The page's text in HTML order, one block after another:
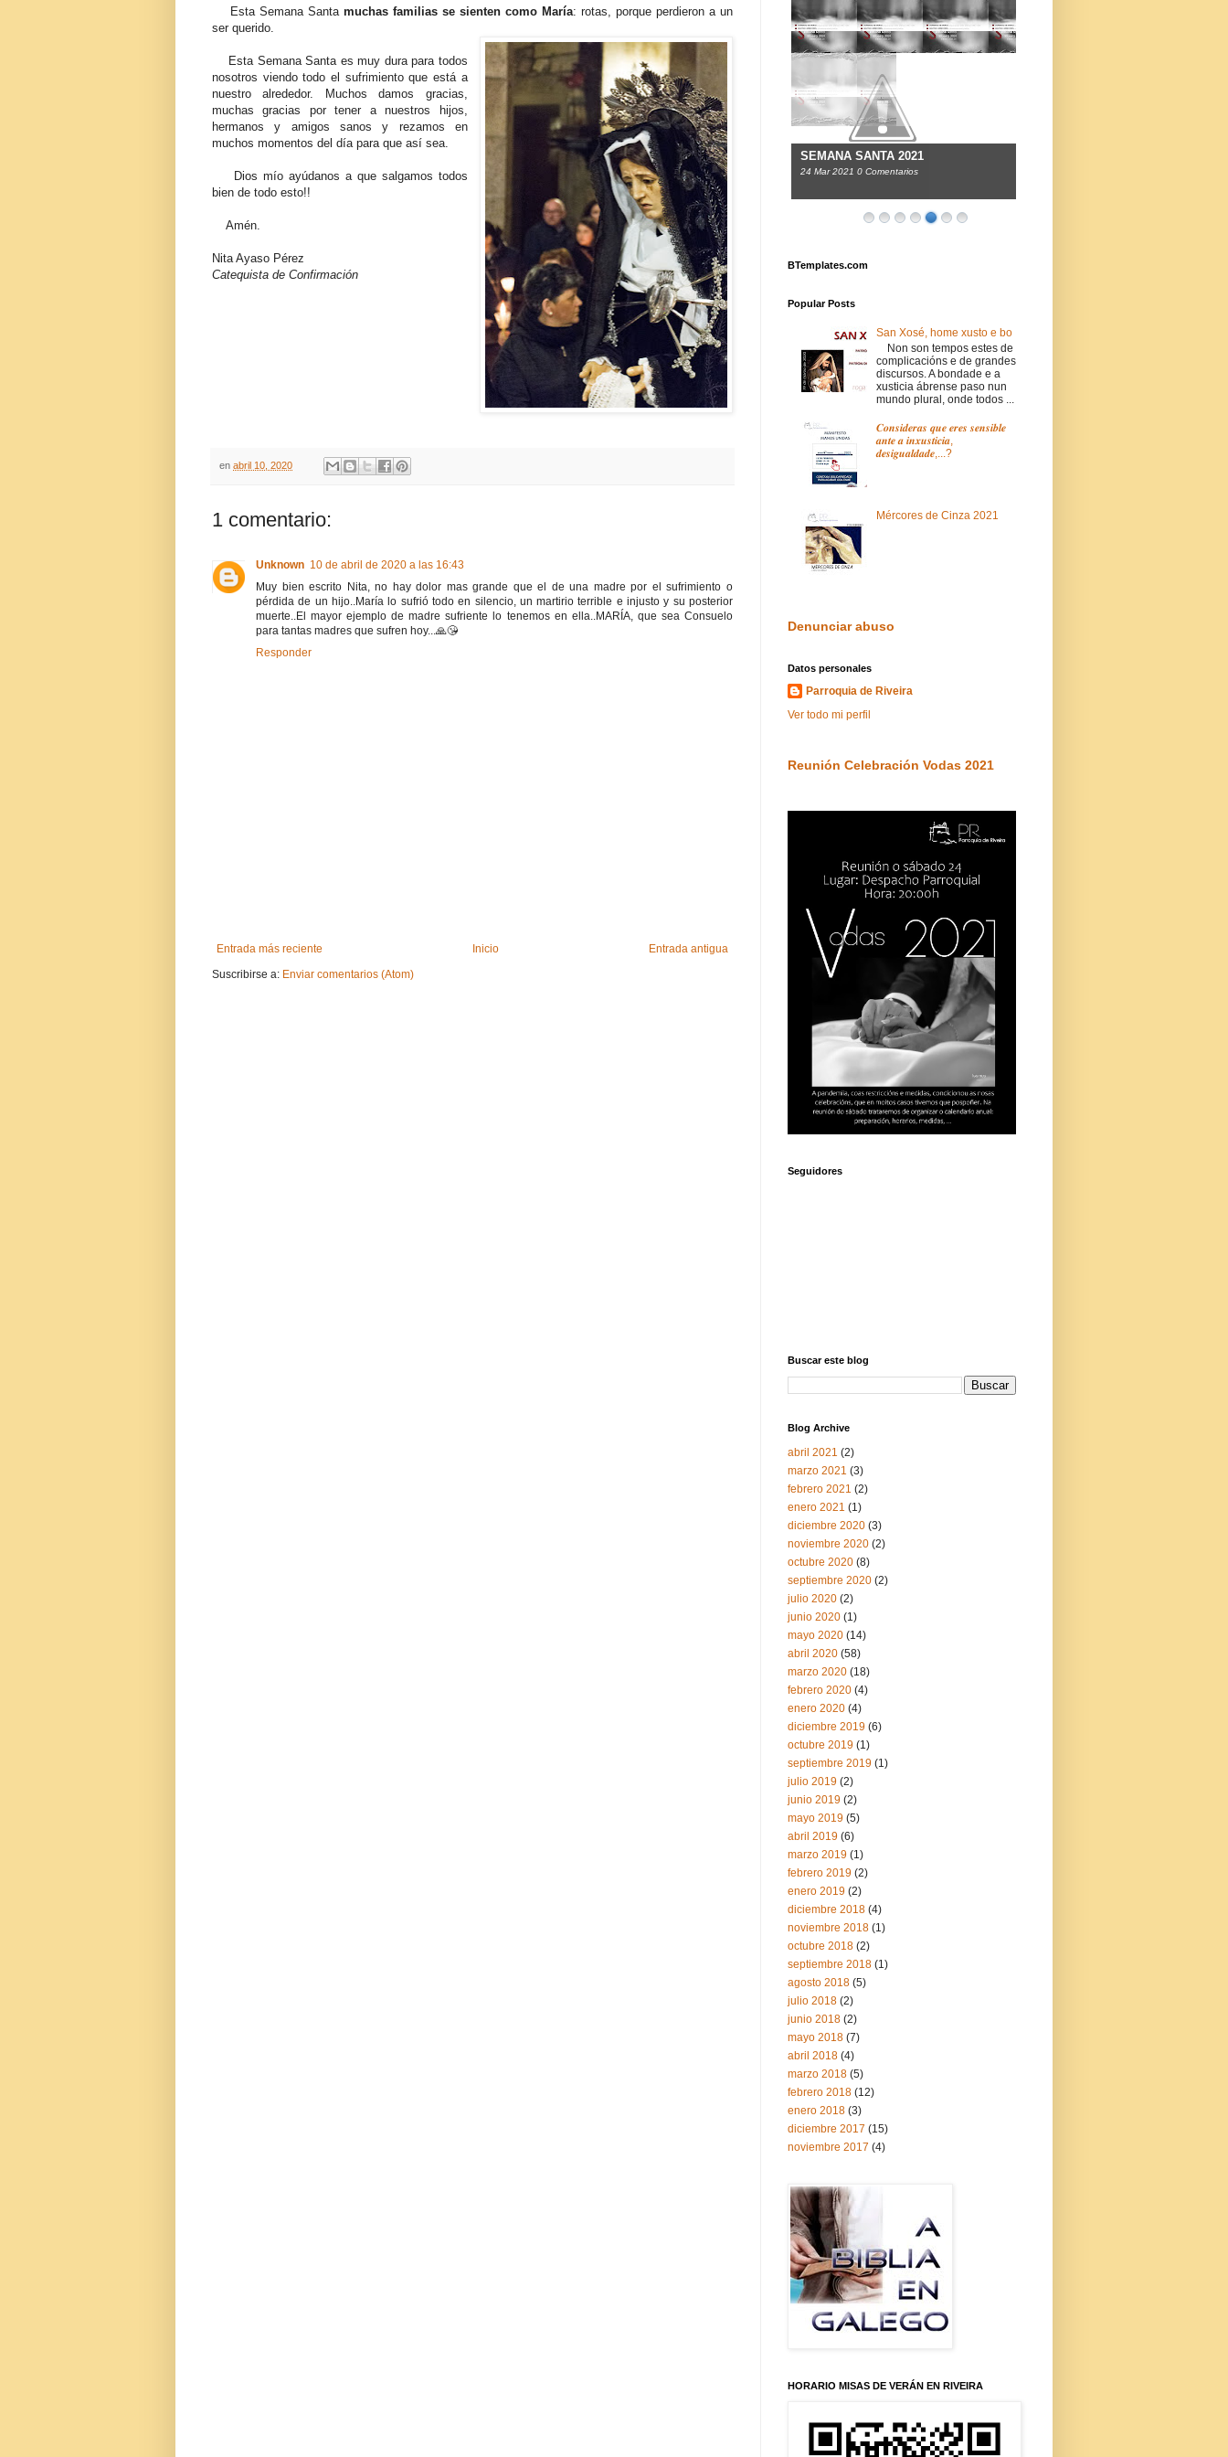
Esta Semana Santa muchas familias se sienten como María: rotas, porque perdieron a un
ser querido.
Esta Semana Santa es muy dura para todos
nosotros viendo todo el sufrimiento que está a
nuestro alrededor. Muchos damos gracias,
muchas gracias por tener a nuestros hijos,
hermanos y amigos sanos y rezamos en
muchos momentos del día para que así sea.
Dios mío ayúdanos a que salgamos todos
bien de todo esto!!
Amén.
Nita Ayaso Pérez
Catequista de Confirmación
en abril 10, 2020
1 comentario:
Unknown 10 de abril de 2020 a las 16:43
Muy bien escrito Nita, no hay dolor mas grande que el de una madre por el sufrimiento o
pérdida de un hijo..María lo sufrió todo en silencio, un martirio terrible e injusto y su posterior
muerte..El mayor ejemplo de madre sufriente lo tenemos en ella..MARÍA, que sea Consuelo
para tantas madres que sufren hoy...🙏😘
Responder
Entrada más reciente Entrada antigua
Inicio
Suscribirse a: Enviar comentarios (Atom)
SEMANA SANTA 2021
24 Mar 2021 0 Comentarios
BTemplates.com
Popular Posts
San Xosé, home xusto e bo
Non son tempos estes de
complicacións e de grandes
discursos. A bondade e a
xusticia ábrense paso nun
mundo plural, onde todos ...
𝑪𝒐𝒏𝒔𝒊𝒅𝒆𝒓𝒂𝒔 𝒒𝒖𝒆 𝒆𝒓𝒆𝒔 𝒔𝒆𝒏𝒔𝒊𝒃𝒍𝒆
𝒂𝒏𝒕𝒆 𝒂 𝒊𝒏𝒙𝒖𝒔𝒕𝒊𝒄𝒊𝒂,
𝒅𝒆𝒔𝒊𝒈𝒖𝒂𝒍𝒅𝒂𝒅𝒆,...?
Mércores de Cinza 2021
Denunciar abuso
Datos personales
Parroquia de Riveira
Ver todo mi perfil
Reunión Celebración Vodas 2021
Seguidores
Buscar este blog
Blog Archive
abril 2021 (2)
marzo 2021 (3)
febrero 2021 (2)
enero 2021 (1)
diciembre 2020 (3)
noviembre 2020 (2)
octubre 2020 (8)
septiembre 2020 (2)
julio 2020 (2)
junio 2020 (1)
mayo 2020 (14)
abril 2020 (58)
marzo 2020 (18)
febrero 2020 (4)
enero 2020 (4)
diciembre 2019 (6)
octubre 2019 (1)
septiembre 2019 (1)
julio 2019 (2)
junio 2019 (2)
mayo 2019 (5)
abril 2019 (6)
marzo 2019 (1)
febrero 2019 (2)
enero 2019 (2)
diciembre 2018 (4)
noviembre 2018 (1)
octubre 2018 (2)
septiembre 2018 (1)
agosto 2018 (5)
julio 2018 (2)
junio 2018 (2)
mayo 2018 (7)
abril 2018 (4)
marzo 2018 (5)
febrero 2018 (12)
enero 2018 (3)
diciembre 2017 (15)
noviembre 2017 (4)
HORARIO MISAS DE VERÁN EN RIVEIRA